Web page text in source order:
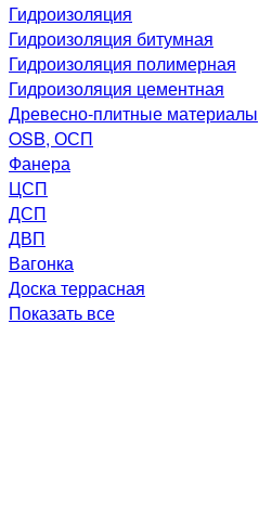
Гидроизоляция
Гидроизоляция битумная
Гидроизоляция полимерная
Гидроизоляция цементная
Древесно-плитные материалы
OSB, ОСП
Фанера
ЦСП
ДСП
ДВП
Вагонка
Доска террасная
Показать все